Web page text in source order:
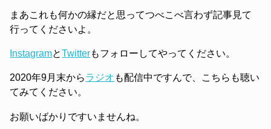
まあこれも何かの縁だと思ってつべこべ言わず記事見て
行ってくださいよ。
InstagramとTwitterもフォローしてやってください。
2020年9月末からラジオ も配信中ですんで、こちらも聴い
てみてください。
お願いばかりですいませんね。